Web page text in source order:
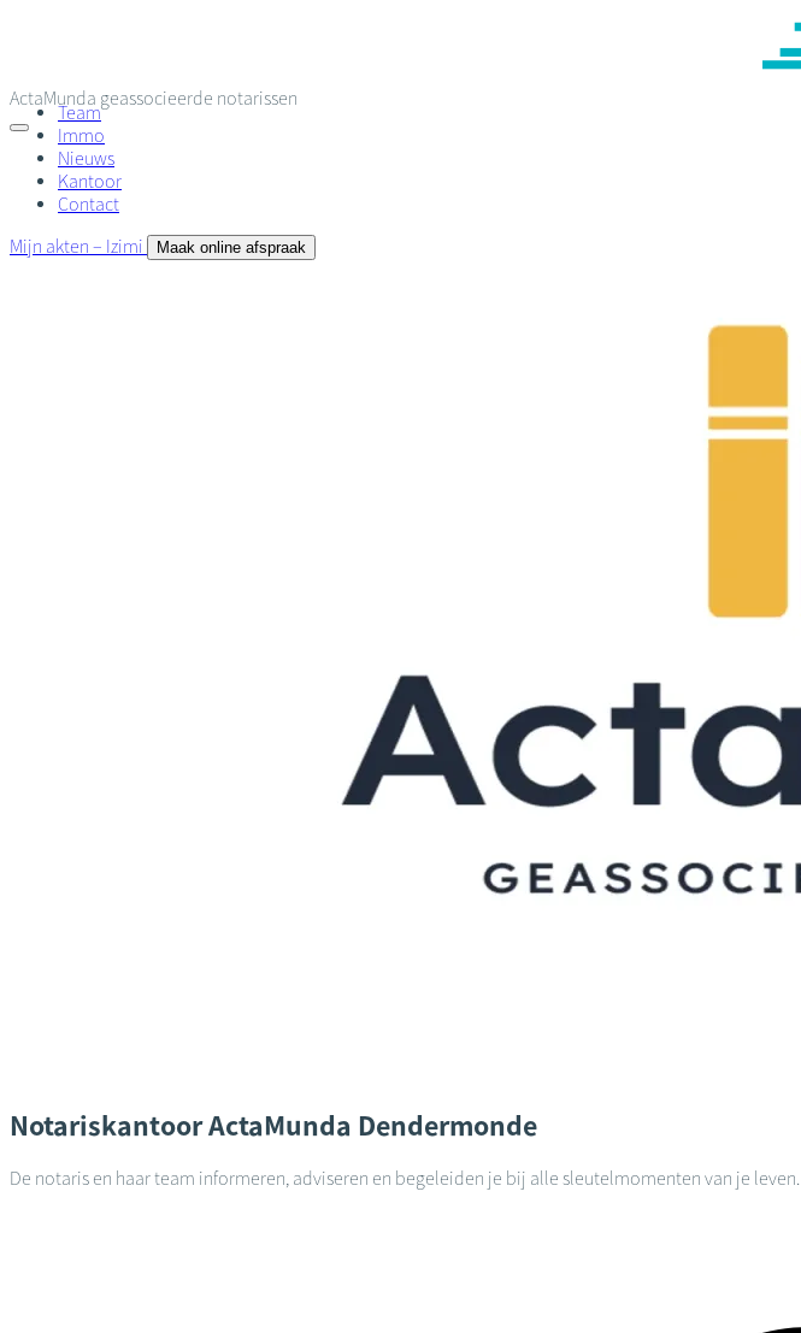
de
inhoud
gaan
ActaMunda geassocieerde notarissen
Team
Immo
Nieuws
Kantoor
Contact
Mijn akten – Izimi
Maak online afspraak
NotariskantoorActaMunda Dendermonde
De notaris en haar team informeren, adviseren en begeleiden je bij alle sleutelmomenten van je leven.